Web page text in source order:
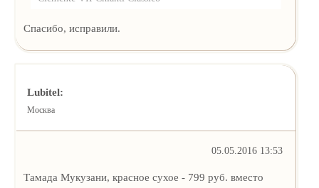
Спасибо, исправили.
Lubitel:
Москва
05.05.2016 13:53
Тамада Мукузани, красное сухое - 799 руб. вместо